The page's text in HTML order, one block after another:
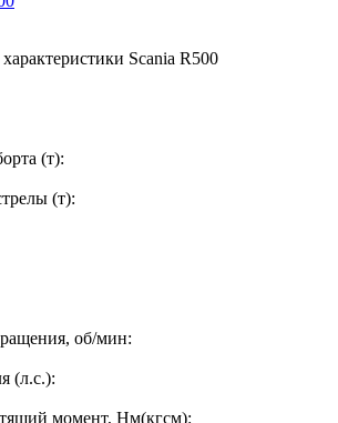
Scania R500
(т):
(т):
об/мин:
(л.с.):
момент, Нм(кгсм):